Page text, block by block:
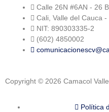
Calle 26N #6AN - 26
Cali, Valle del Cauca
NIT: 890303335-2
(602) 4850002
Copyright © 2026 Camacol
Política